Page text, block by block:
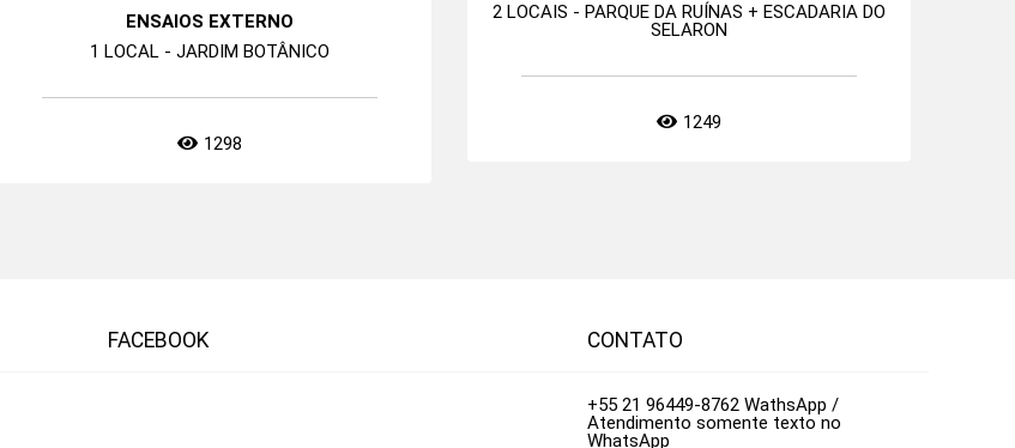
ENSAIOS EXTERNO
1 LOCAL - JARDIM BOTÂNICO
1298
2 LOCAIS - PARQUE DA RUÍNAS + ESCADARIA DO
SELARON
1249
FACEBOOK CONTATO
+55 21 96449-8762 WathsApp /
Atendimento somente texto no
WhatsApp